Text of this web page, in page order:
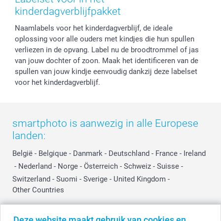
Privacy
Reviews
Prijslijst
Investor Relations
smartbonus
service@smartphoto.nl
Affiliate partnerprogramma
Partnerships
Influencer partnerprogramma
Moederdag
Huwelijk
kinderdagverblijfpakket
Naamlabels voor het kinderdagverblijf, de ideale
oplossing voor alle ouders met kindjes die hun spullen
verliezen in de opvang. Label nu de broodtrommel of jas
van jouw dochter of zoon. Maak het identificeren van de
spullen van jouw kindje eenvoudig dankzij deze labelset
voor het kinderdagverblijf.
smartphoto is aanwezig in alle Europese
landen:
België - Belgique - Danmark - Deutschland - France - Ireland
- Nederland - Norge - Österreich - Schweiz - Suisse -
Switzerland - Suomi - Sverige - United Kingdom -
Other Countries